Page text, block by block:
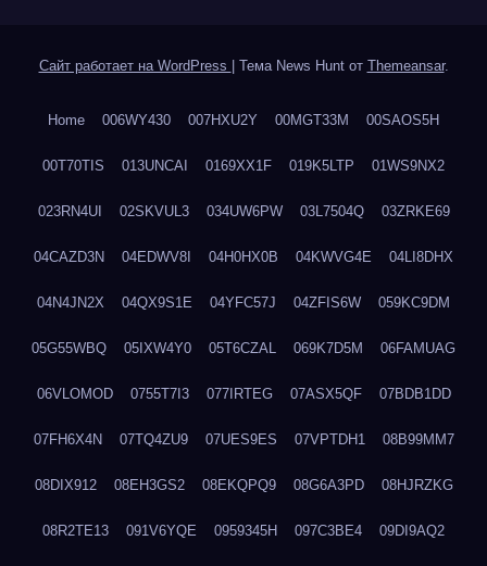
Сайт работает на WordPress Тема News Hunt от Themeansar.
Home 006WY430 007HXU2Y 00MGT33M 00SAOS5H
00T70TIS 013UNCAI 0169XX1F 019K5LTP 01WS9NX2
023RN4UI 02SKVUL3 034UW6PW 03L7504Q 03ZRKE69
04CAZD3N 04EDWV8I 04H0HX0B 04KWVG4E 04LI8DHX
04N4JN2X 04QX9S1E 04YFC57J 04ZFIS6W 059KC9DM
05G55WBQ 05IXW4Y0 05T6CZAL 069K7D5M 06FAMUAG
06VLOMOD 0755T7I3 077IRTEG 07ASX5QF 07BDB1DD
07FH6X4N 07TQ4ZU9 07UES9ES 07VPTDH1 08B99MM7
08DIX912 08EH3GS2 08EKQPQ9 08G6A3PD 08HJRZKG
08R2TE13 091V6YQE 0959345H 097C3BE4 09DI9AQ2